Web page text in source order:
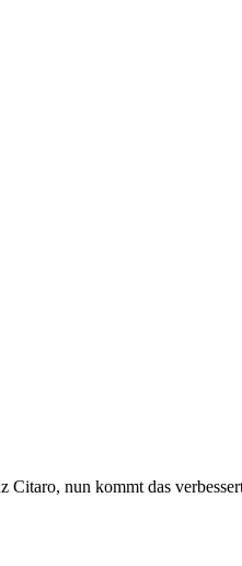
nun kommt das